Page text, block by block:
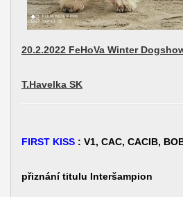
20.2.2022 FeHoVa Winter
T.Havelka SK
FIRST KISS : V1, CAC, CACIB,
přiznání titulu Interšampion